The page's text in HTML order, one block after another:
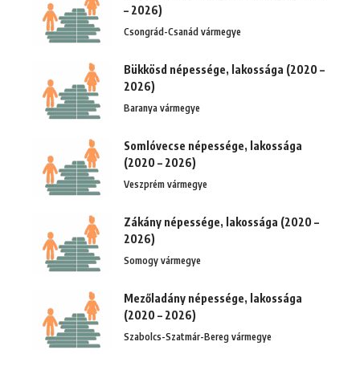
– 2026)
Csongrád-Csanád vármegye
Bükkösd népessége, lakossága (2020 –
2026)
Baranya vármegye
Somlóvecse népessége, lakossága
(2020 – 2026)
Veszprém vármegye
Zákány népessége, lakossága (2020 –
2026)
Somogy vármegye
Mezőladány népessége, lakossága
(2020 – 2026)
Szabolcs-Szatmár-Bereg vármegye